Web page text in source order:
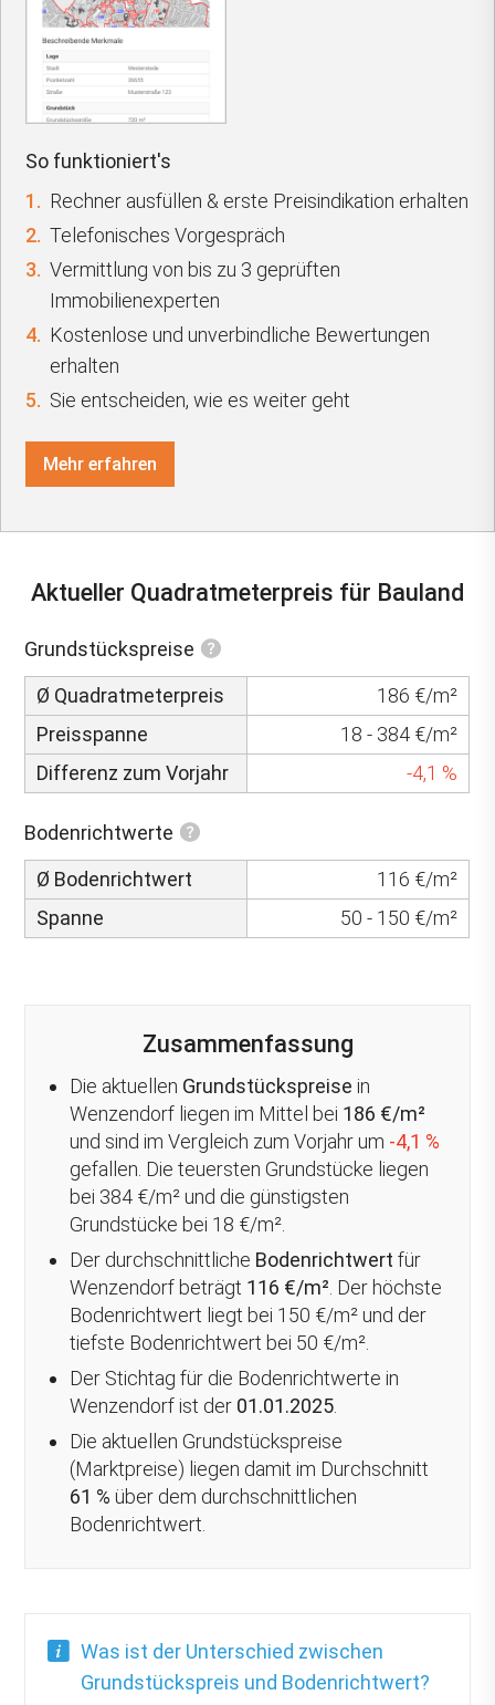
So funktioniert's
1. Rechner ausfüllen & erste Preisindikation erhalten
2. Telefonisches Vorgespräch
3. Vermittlung von bis zu 3 geprüften
Immobilienexperten
4. Kostenlose und unverbindliche Bewertungen
erhalten
5. Sie entscheiden, wie es weiter geht
Mehr erfahren
Aktueller Quadratmeterpreis für Bauland
Grundstückspreise
Ø Quadratmeterpreis
186 €/m²
Preisspanne
18 - 384 €/m²
Differenz zum Vorjahr
-4,1 %
Bodenrichtwerte
Ø Bodenrichtwert
116 €/m²
Spanne
50 - 150 €/m²
Zusammenfassung
Die aktuellen Grundstückspreise in
Wenzendorf liegen im Mittel bei 186 €/m²
und sind im Vergleich zum Vorjahr um -4,1 %
gefallen . Die teuersten Grundstücke liegen
bei 384 €/m² und die günstigsten
Grundstücke bei 18 €/m².
Der durchschnittliche Bodenrichtwert für
Wenzendorf beträgt 116 €/m² . Der höchste
Bodenrichtwert liegt bei 150 €/m² und der
tiefste Bodenrichtwert bei 50 €/m².
Der Stichtag für die Bodenrichtwerte in
Wenzendorf ist der 01.01.2025
Die aktuellen Grundstückspreise
(Marktpreise) liegen damit im Durchschnitt
61 % über dem durchschnittlichen
Bodenrichtwert.
Was ist der Unterschied zwischen
Grundstückspreis und Bodenrichtwert?